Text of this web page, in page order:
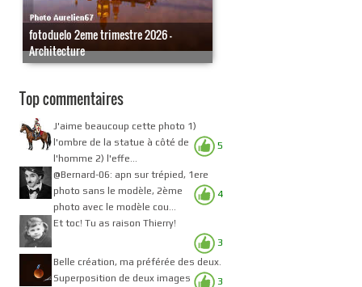
fotoduelo 2eme trimestre 2026 -
Architecture
Top commentaires
5
J'aime beaucoup cette photo 1)
l'ombre de la statue à côté de
l'homme 2) l'effe...
4
@Bernard-06: apn sur trépied, 1ere
photo sans le modèle, 2ème
photo avec le modèle cou...
3
Et toc! Tu as raison Thierry!
3
Belle création, ma préférée des deux.
Superposition de deux images